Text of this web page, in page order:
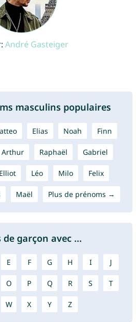
André Gasteiger
masculins populaires
Elias Noah Finn
Arthur Raphaël Gabriel
Elliot Léo Milo Felix
Maël Plus de prénoms →
de garçon avec ...
E F G H I J
O P Q R S T
W X Y Z